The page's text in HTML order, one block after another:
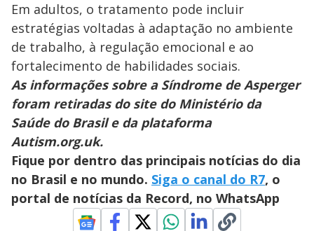
Em adultos, o tratamento pode incluir
estratégias voltadas à adaptação no ambiente
de trabalho, à regulação emocional e ao
fortalecimento de habilidades sociais.
As informações sobre a Síndrome de Asperger
foram retiradas do site do Ministério da
Saúde do Brasil e da plataforma
Autism.org.uk.
Fique por dentro das principais notícias do dia
no Brasil e no mundo. Siga o canal do R7, o
portal de notícias da Record, no WhatsApp